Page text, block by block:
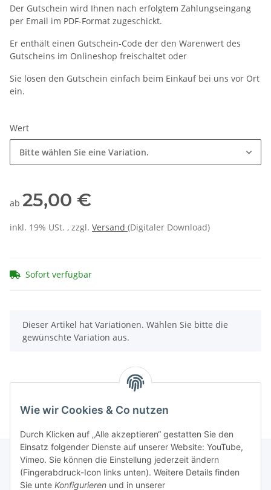
Der Gutschein wird Ihnen nach erfolgtem Zahlungseingang
per Email im PDF-Format zugeschickt.
Er enthält einen Gutschein-Code der den Warenwert des
Gutscheins im Onlineshop freischaltet oder
Sie lösen den Gutschein einfach beim Einkauf bei uns vor Ort
ein.
Wert
Bitte wählen Sie eine Variation.
ab 25,00 €
inkl. 19% USt. , zzgl. Versand (Digitaler Download)
Sofort verfügbar
x
Dieser Artikel hat Variationen. Wählen Sie bitte die
gewünschte Variation aus.
Informationen
Wie wir Cookies & Co nutzen
Durch Klicken auf „Alle akzeptieren“ gestatten Sie den
Einsatz folgender Dienste auf unserer Website: YouTube,
Vimeo. Sie können die Einstellung jederzeit ändern
(Fingerabdruck-Icon links unten). Weitere Details finden
Sie unte Konfigurieren und in unserer